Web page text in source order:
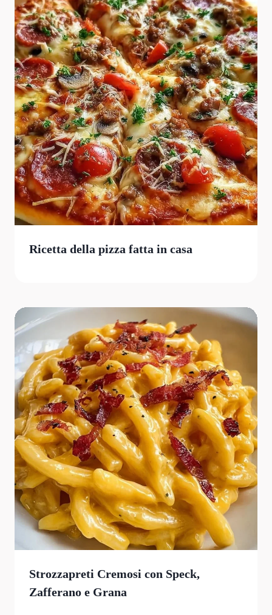
Ricetta della pizza fatta in casa
Strozzapreti Cremosi con Speck,
Zafferano e Grana